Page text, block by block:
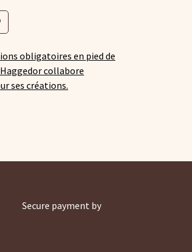
obligatoires en pied de
Haggedor collabore
ses créations.
Secure payment by